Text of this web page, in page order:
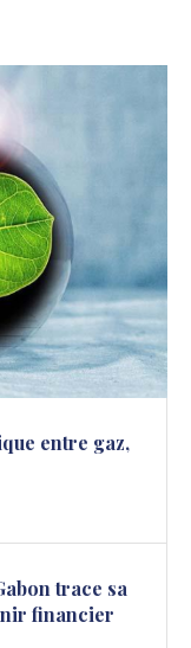
entre gaz,
trace sa
financier